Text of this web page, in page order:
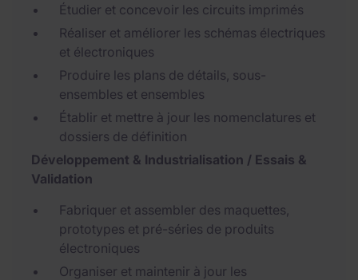
Étudier et concevoir les circuits imprimés
Réaliser et améliorer les schémas électriques
et électroniques
Produire les plans de détails, sous-
ensembles et ensembles
Établir et mettre à jour les nomenclatures et
dossiers de définition
Développement & Industrialisation / Essais &
Validation
Fabriquer et assembler des maquettes,
prototypes et pré-séries de produits
électroniques
Organiser et maintenir à jour les